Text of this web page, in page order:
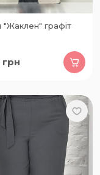
Штани "Жаклен" графіт
грн